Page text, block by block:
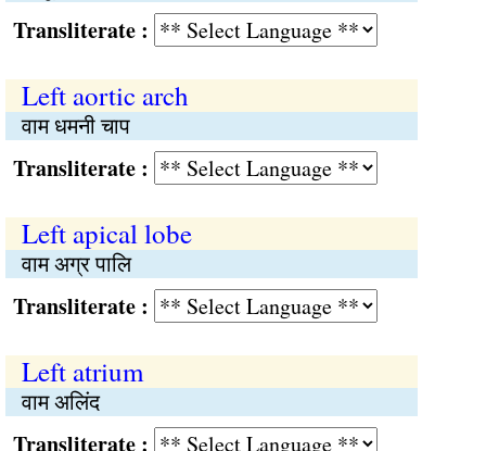
:
Left aortic arch
वाम धमनी चाप
:
Left apical lobe
वाम अग्र पालि
:
Left atrium
वाम अलिंद
: